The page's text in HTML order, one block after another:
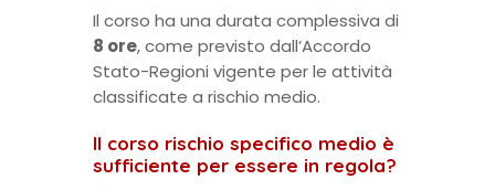
Il corso ha una durata complessiva di
8 ore, come previsto dall’Accordo
Stato-Regioni vigente per le attività
classificate a rischio medio.
Il corso rischio specifico medio è
sufficiente per essere in regola?